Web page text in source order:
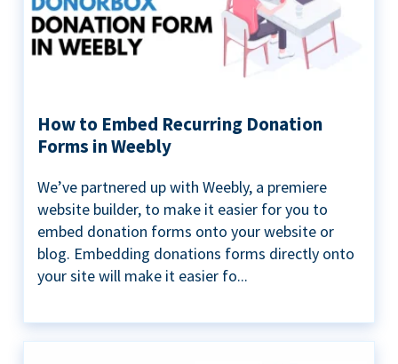
How to Embed Recurring Donation
Forms in Weebly
We’ve partnered up with Weebly, a premiere
website builder, to make it easier for you to
embed donation forms onto your website or
blog. Embedding donations forms directly onto
your site will make it easier fo...